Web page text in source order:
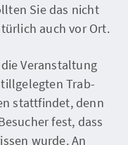
Sie das nicht
auch vor Ort.
Veranstaltung
Trab-
stattfindet, denn
fest, dass
wurde. An